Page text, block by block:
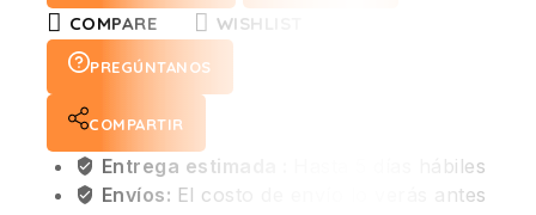
COMPARE WISHLIST
PREGÚNTANOS
COMPARTIR
Entrega estimada :
Hasta 5 días hábiles
Envíos: El costo de envío lo verás antes